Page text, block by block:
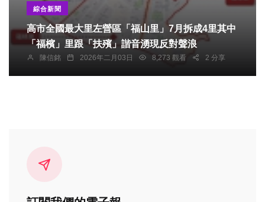
綜合新聞
高市全國最大里左營區「福山里」7月拆成4里其中
「福檳」里跟「扶殯」諧音湧現反對聲浪
陳信銘 2026年二月03日 8,273 觀看 2 分享